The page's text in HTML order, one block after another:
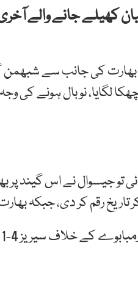
کھیلے جانے والے
بھارت کی جانب سے
لگایا، نو بال ہونے کی
تو جیسوال نے اس گیند پر
رقم کر دی، جبکہ بھارت نے
خلاف سیریز 4-1 سے جیت لی۔